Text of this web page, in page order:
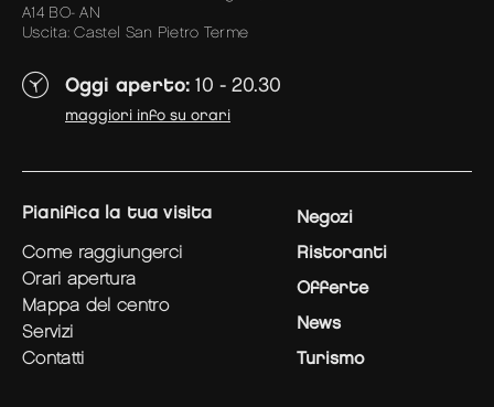
A14 BO- AN
Uscita: Castel San Pietro Terme
Oggi aperto: 10 - 20.30
maggiori info su orari
pianifica la tua visita
come raggiungerci
orari apertura
mappa del centro
servizi
contatti
Negozi
Ristoranti
Offerte
News
Turismo